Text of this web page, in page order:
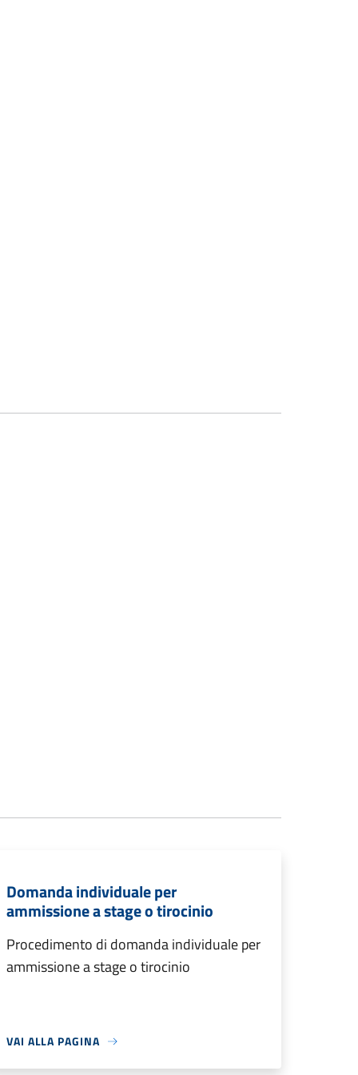
Domanda individuale per
ammissione a stage o tirocinio
Procedimento di domanda individuale per
ammissione a stage o tirocinio
VAI ALLA PAGINA